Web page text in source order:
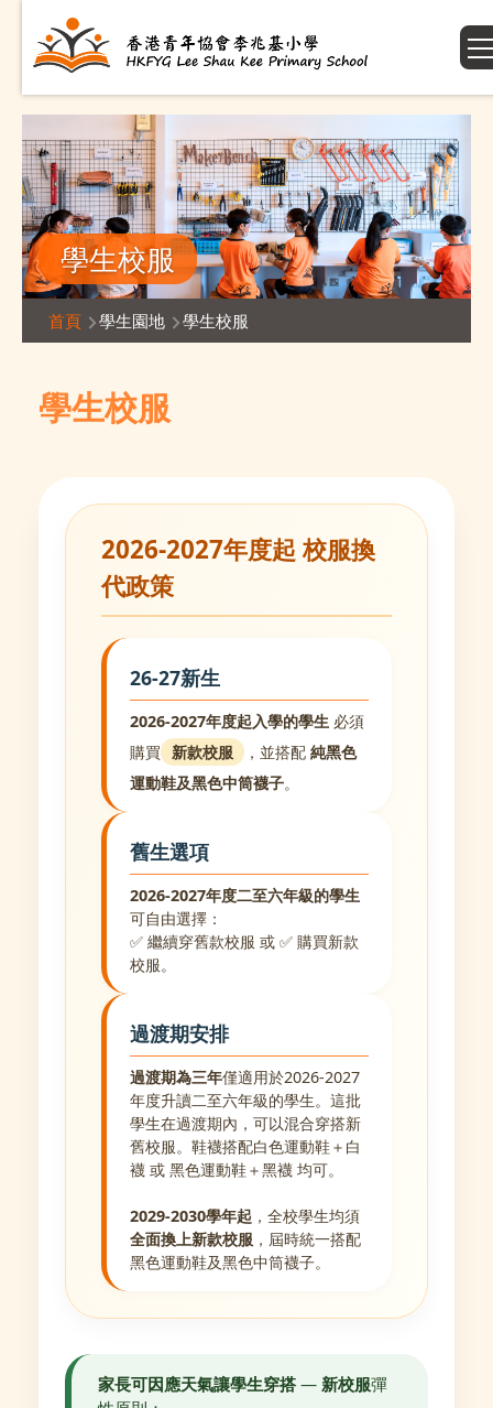
移至主內容
學生校服
導
航
連
結
首頁 學生園地 學生校服
學生校服
2026-2027年度起 校服換
代政策
26-27新生
2026-2027年度起入學的學生必須
購買 新款校服 ，並搭配 純黑色
運動鞋及黑色中筒襪子。
舊生選項
2026-2027年度二至六年級的學生
可自由選擇：
✅ 繼續穿舊款校服 或 ✅ 購買新款
校服。
過渡期安排
過渡期為三年僅適用於2026-2027
年度升讀二至六年級的學生。這批
學生在過渡期內，可以混合穿搭新
舊校服。鞋襪搭配白色運動鞋＋白
襪 或 黑色運動鞋＋黑襪 均可。
2029-2030學年起，全校學生均須
全面換上新款校服，屆時統一搭配
黑色運動鞋及黑色中筒襪子。
家長可因應天氣讓學生穿搭— 新校服彈